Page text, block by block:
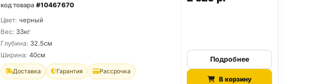
код товара #10467670
Цвет: черный
Вес: 33кг
Глубина: 32.5см
Ширина: 40см
Доставка Гарантия Рассрочка
Подробнее
В корзину